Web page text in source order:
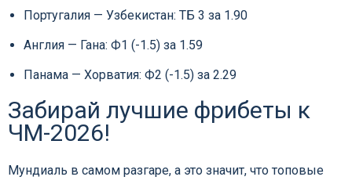
Португалия — Узбекистан: ТБ 3 за 1.90
Англия — Гана: Ф1 (-1.5) за 1.59
Панама — Хорватия: Ф2 (-1.5) за 2.29
Забирай лучшие фрибеты к
ЧМ-2026!
Мундиаль в самом разгаре, а это значит, что топовые